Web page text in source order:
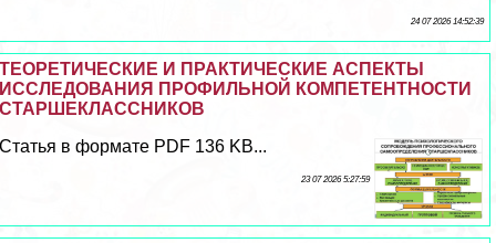
24 07 2026 14:52:39
ТЕОРЕТИЧЕСКИЕ И ПРАКТИЧЕСКИЕ АСПЕКТЫ
ИССЛЕДОВАНИЯ ПРОФИЛЬНОЙ КОМПЕТЕНТНОСТИ
СТАРШЕКЛАССНИКОВ
Статья в формате PDF 136 KB...
23 07 2026 5:27:59